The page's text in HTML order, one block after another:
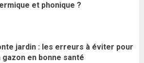
et phonique ?
jardin : les erreurs à éviter pour
gazon en bonne santé